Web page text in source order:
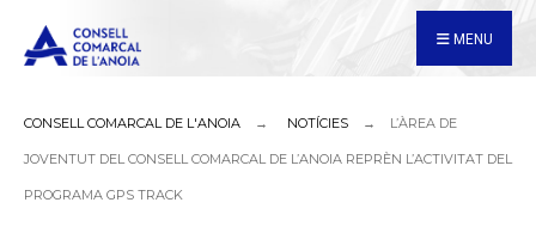
MENU
CONSELL COMARCAL DE L'ANOIA NOTÍCIES L’ÀREA DE
JOVENTUT DEL CONSELL COMARCAL DE L’ANOIA REPRÈN L’ACTIVITAT DEL
PROGRAMA GPS TRACK